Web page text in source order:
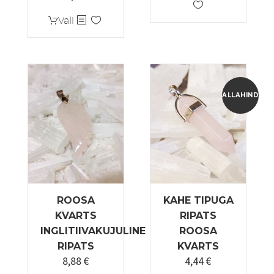
Vali Sellel
tootel
mitu
varianti.
Valikuid
saab
teha
tootelehel.
ROOSA
KVARTS
INGLITIIVAKUJULINE
RIPATS
8,88€
ALLAHINDLUS!
KAHE TIPUGA
RIPATS
ROOSA
KVARTS
Algne
4,44€